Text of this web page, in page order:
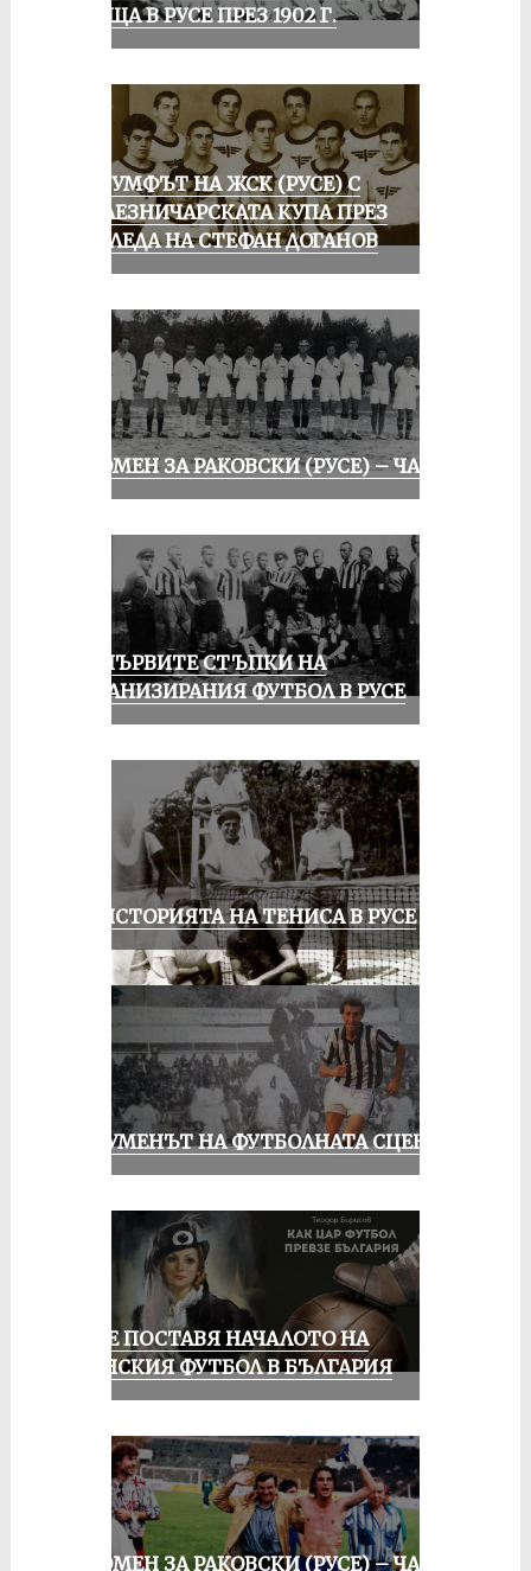
СРЕЩА В РУСЕ ПРЕЗ 1902 Г.
ТРИУМФЪТ НА ЖСК (РУСЕ) С
ЖЕЛЕЗНИЧАРСКАТА КУПА ПРЕЗ
ПОГЛЕДА НА СТЕФАН ДОГАНОВ
СПОМЕН ЗА РАКОВСКИ (РУСЕ) – ЧАСТ I
ЗА ПЪРВИТЕ СТЪПКИ НА
ОРГАНИЗИРАНИЯ ФУТБОЛ В РУСЕ
ЗА ИСТОРИЯТА НА ТЕНИСА В РУСЕ
ШОУМЕНЪТ НА ФУТБОЛНАТА СЦЕНА
РУСЕ ПОСТАВЯ НАЧАЛОТО НА
ЖЕНСКИЯ ФУТБОЛ В БЪЛГАРИЯ
СПОМЕН ЗА РАКОВСКИ (РУСЕ) – ЧАСТ